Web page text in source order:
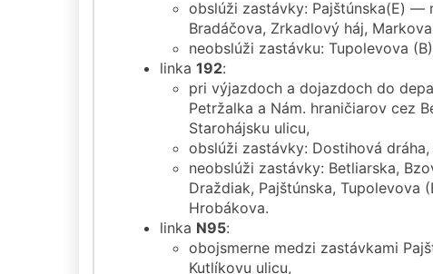
obslúži zastávky: Pajštúnska(E) —
Bradáčova, Zrkadlový háj,
neobslúži zastávku: Tupolevova
linka 192:
pri výjazdoch a dojazdoch do
Petržalka a Nám. hraničiarov cez
Starohájsku ulicu,
obslúži zastávky: Dostihová dráha,
neobslúži zastávky: Betliarska,
Draždiak, Pajštúnska, Tupolevova
Hrobákova.
linka N95:
obojsmerne medzi zastávkami
Kutlíkovu ulicu,